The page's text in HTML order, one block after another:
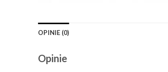
OPINIE (0)
Opinie